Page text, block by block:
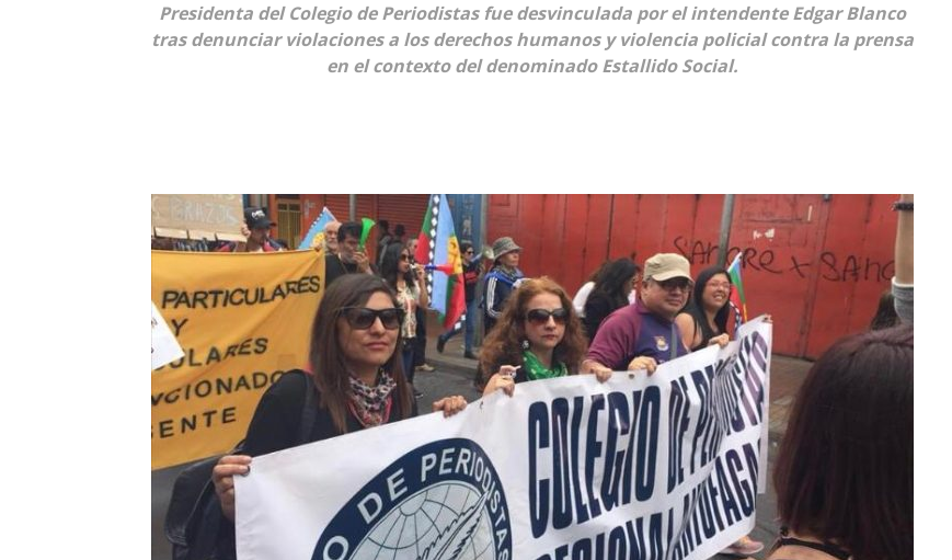
Presidenta del Colegio de Periodistas fue desvinculada por el intendente Edgar Blanco
tras denunciar violaciones a los derechos humanos y violencia policial contra la prensa
en el contexto del denominado Estallido Social.